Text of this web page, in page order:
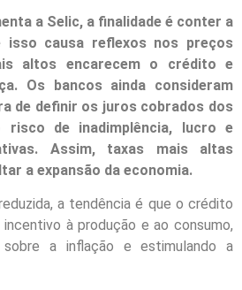
a Selic, a finalidade é conter a
isso causa reflexos nos preços
altos encarecem o crédito e
Os bancos ainda consideram
de definir os juros cobrados dos
risco de inadimplência, lucro e
Assim, taxas mais altas
a expansão da economia.
a tendência é que o crédito
à produção e ao consumo,
a inflação e estimulando a